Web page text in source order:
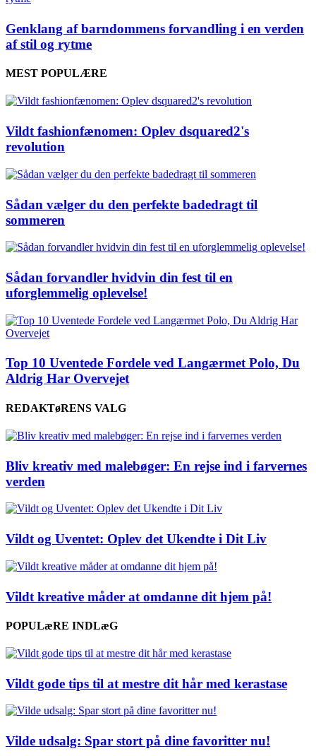
Genklang af barndommens forvandling i en verden
af stil og rytme
MEST POPULÆRE
Vildt fashionfænomen: Oplev dsquared2's
revolution
Sådan vælger du den perfekte badedragt til
sommeren
Sådan forvandler hvidvin din fest til en
uforglemmelig oplevelse!
Top 10 Uventede Fordele ved Langærmet Polo, Du
Aldrig Har Overvejet
REDAKTøRENS VALG
Bliv kreativ med malebøger: En rejse ind i farvernes
verden
Vildt og Uventet: Oplev det Ukendte i Dit Liv
Vildt kreative måder at omdanne dit hjem på!
POPULæRE INDLæG
Vildt gode tips til at mestre dit hår med kerastase
Vilde udsalg: Spar stort på dine favoritter nu!